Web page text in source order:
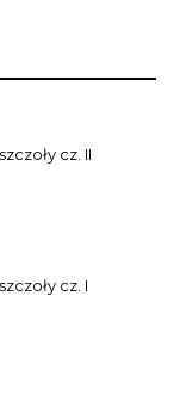
cz. II
cz. I